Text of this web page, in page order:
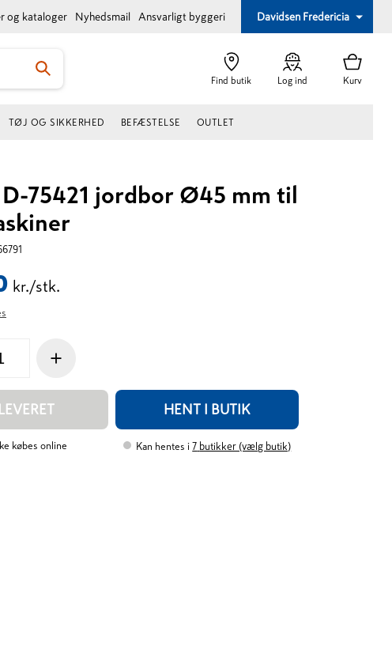
og kataloger Nyhedsmail Ansvarligt byggeri Davidsen Fredericia
Find butik Log ind Kurv
TØJ OG SIKKERHED BEFÆSTELSE OUTLET
75421 jordbor Ø45 mm til
kr./stk.
+
HENT I BUTIK
købes online Kan hentes i 7 butikker (vælg butik)